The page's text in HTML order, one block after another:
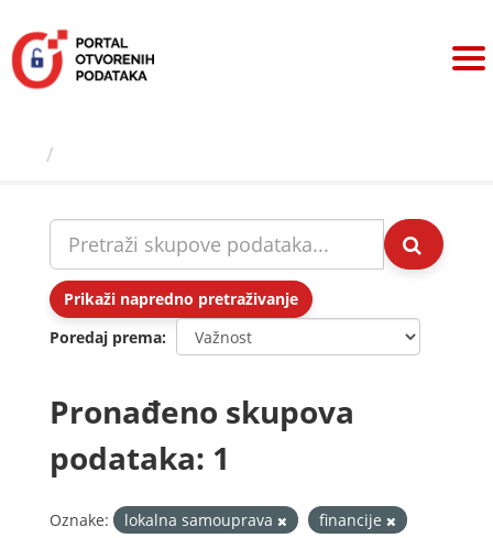
sadržaj
Prikaži napredno pretraživanje
Poredaj prema
Pronađeno skupova
podataka: 1
Oznake: lokalna samouprava
financije